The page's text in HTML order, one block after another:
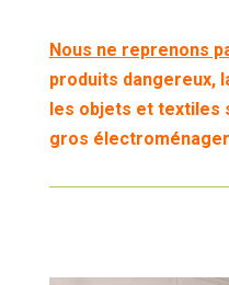
Nous ne reprenons
produits dangereux,
les objets et textiles
gros électroménager